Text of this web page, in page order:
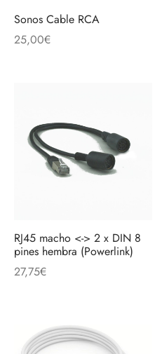
Sonos Cable RCA
25,00€
RJ45 macho <-> 2 x DIN 8
pines hembra (Powerlink)
27,75€